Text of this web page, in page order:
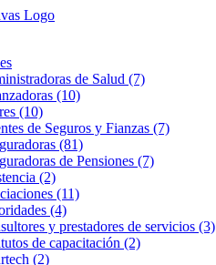
de Salud (7)
(10)
(10)
de Seguros y Fianzas (7)
(81)
de Pensiones (7)
(2)
(11)
(4)
y prestadores de servicios (3)
de capacitación (2)
(2)